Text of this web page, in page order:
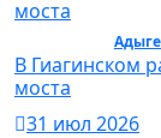
В Гиагинском
моста
31 июл 2026